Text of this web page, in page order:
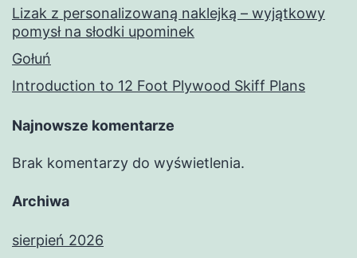
Lizak z personalizowaną naklejką – wyjątkowy
pomysł na słodki upominek
Gołuń
Introduction to 12 Foot Plywood Skiff Plans
Najnowsze komentarze
Brak komentarzy do wyświetlenia.
Archiwa
sierpień 2026